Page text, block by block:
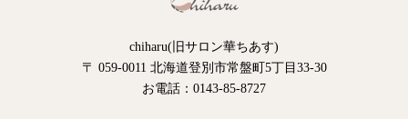
chiharu(旧サロン華ちあす)
〒 059-0011 北海道登別市常盤町5丁目33-30
お電話：0143-85-8727